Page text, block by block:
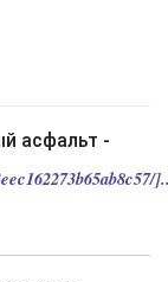
асфальт -